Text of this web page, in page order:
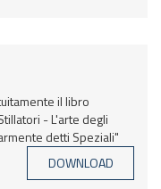
il libro
- L'arte degli
detti Speziali"
DOWNLOAD